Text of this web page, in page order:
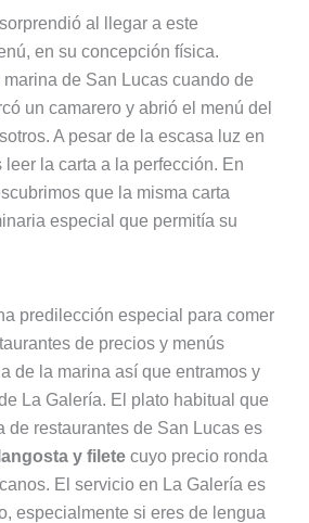
al llegar a este
en su concepción física.
de San Lucas cuando de
un camarero y abrió el menú del
A pesar de la escasa luz en
leer la carta a la perfección. En
que la misma carta
especial que permitía su
predilección especial para comer
de precios y menús
de la marina así que entramos y
La Galería. El plato habitual que
de restaurantes de San Lucas es
y filetecuyo precio ronda
El servicio en La Galería es
especialmente si eres de lengua